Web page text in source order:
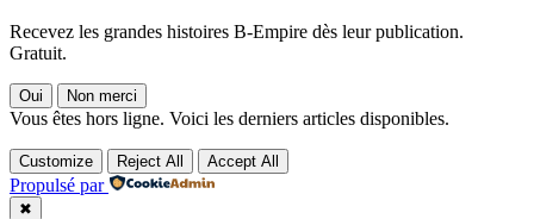
Recevez les grandes histoires B-Empire dès leur publication.
Gratuit.
Oui Non merci
Vous êtes hors ligne. Voici les derniers articles disponibles.
Customize Reject All Accept All
Propulsé par
✖